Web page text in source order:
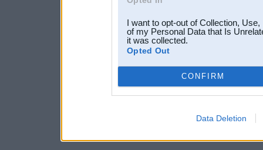
I want to opt-out of Collection,
of my Personal Data that Is
it was collected.
Opted Out
CONFIRM
Data Deletion